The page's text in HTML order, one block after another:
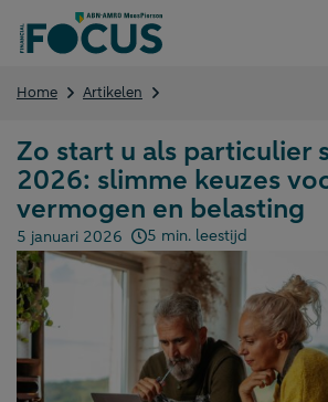
naar
Home Artikelen
als
particulier
sterk
in
2026:
slimme
keuzes
voor
vermogen
en
belasting
Zo start u als particulier
2026: slimme keuzes
vermogen en belasting
Gepubliceerd op:
5 januari 2026 5 min. leestijd